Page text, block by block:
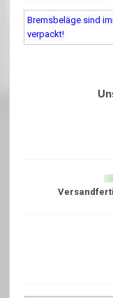
Bremsbeläge sind
verpackt!